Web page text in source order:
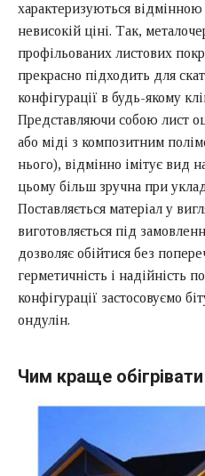
характеризуються
невисокій ціні. Так,
профільованих листових
прекрасно підходить для
конфігурації в будь-якому
Представляючи собою лист
або міді з композитним
нього), відмінно імітує вид
цьому більш зручна при
Поставляється матеріал у
виготовляється під
дозволяє обійтися без
герметичність і надійність
конфігурації застосовуємо
ондулін.
Чим краще обігрівати